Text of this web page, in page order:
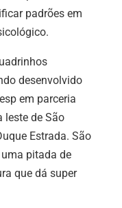
padrões em
desenvolvido
em parceria
leste de São
Estrada. São
pitada de
que dá super